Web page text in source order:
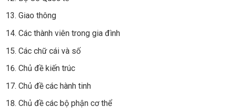
Giao thông
Các thành viên trong gia đình
Các chữ cái và số
Chủ đề kiến trúc
Chủ đề các hành tinh
Chủ đề các bộ phận cơ thể